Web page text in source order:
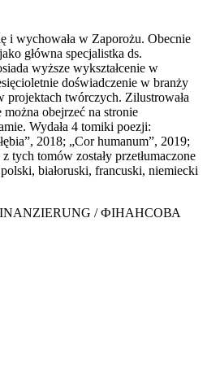
i wychowała w Zaporożu. Obecnie
główna specjalistka ds.
wyższe wykształcenie w
doświadczenie w branży
projektach twórczych. Zilustrowała
obejrzeć na stronie
Wydała 4 tomiki poezji:
2018; „Cor humanum”, 2019;
tych tomów zostały przetłumaczone
białoruski, francuski, niemiecki
/ ФІНАНСОВА